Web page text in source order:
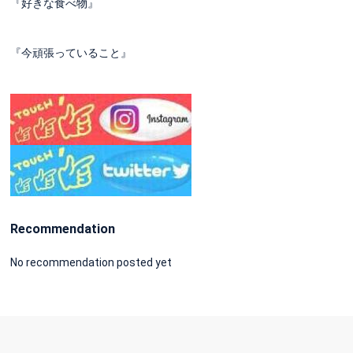
『好きな食べ物』
『今頑張っていること』
Recommendation
No recommendation posted yet